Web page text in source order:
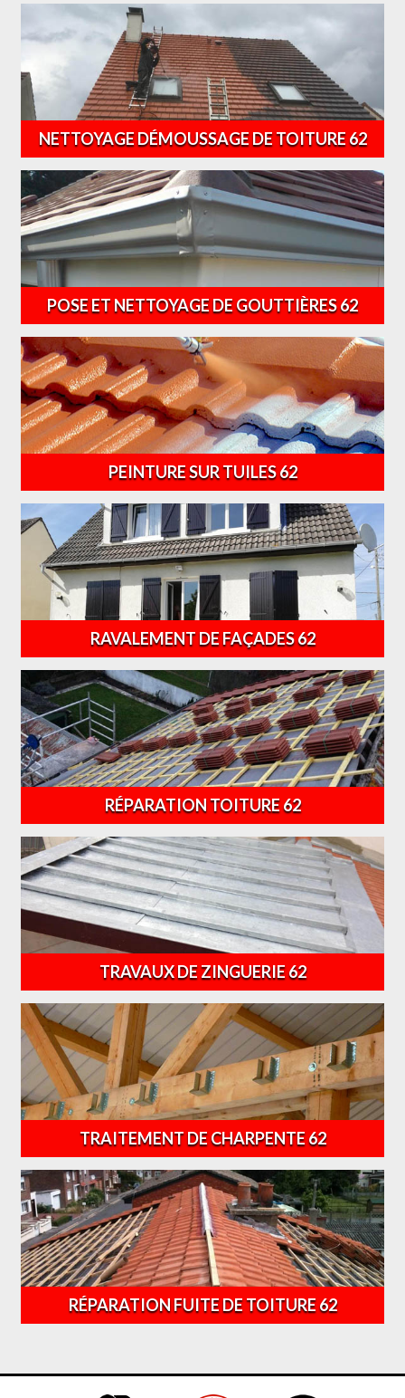
NETTOYAGE DÉMOUSSAGE DE TOITURE 62
POSE ET NETTOYAGE DE GOUTTIÈRES 62
PEINTURE SUR TUILES 62
RAVALEMENT DE FAÇADES 62
RÉPARATION TOITURE 62
TRAVAUX DE ZINGUERIE 62
TRAITEMENT DE CHARPENTE 62
RÉPARATION FUITE DE TOITURE 62